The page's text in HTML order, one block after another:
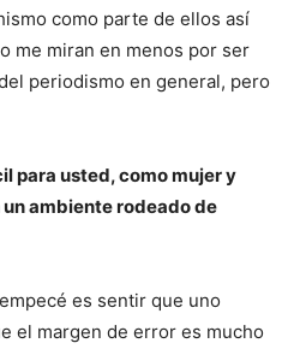
como parte de ellos así
me miran en menos por ser
periodismo en general, pero
para usted, como mujer y
ambiente rodeado de
es sentir que uno
el margen de error es mucho